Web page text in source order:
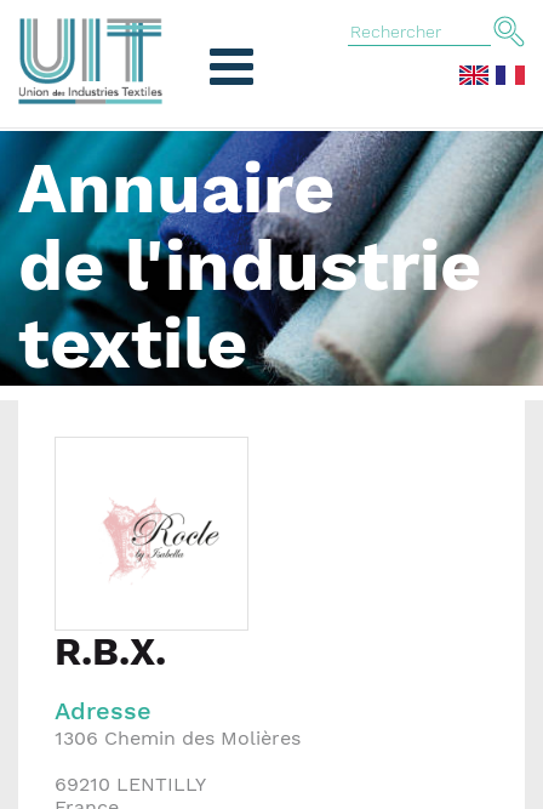
Annuaire
de l'industrie
textile
R.B.X.
Adresse
1306 Chemin des Molières
69210 LENTILLY